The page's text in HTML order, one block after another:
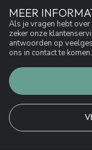
MEER
Als je vragen hebt
zeker onze
antwoorden op
ons in contact te komen.